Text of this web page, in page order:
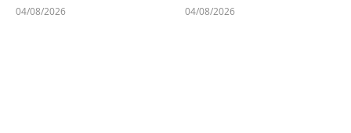
04/08/2026 04/08/2026